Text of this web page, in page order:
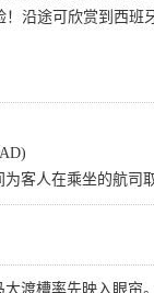
沿途可欣赏到西班
客人在乘坐的航司
渡槽率先映入眼